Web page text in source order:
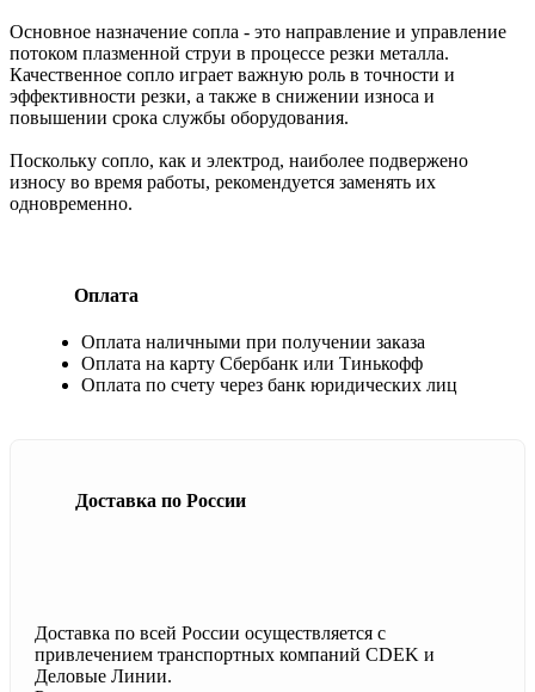
Основное назначение сопла - это направление и управление
потоком плазменной струи в процессе резки металла.
Качественное сопло играет важную роль в точности и
эффективности резки, а также в снижении износа и
повышении срока службы оборудования.
Поскольку сопло, как и электрод, наиболее подвержено
износу во время работы, рекомендуется заменять их
одновременно.
Оплата
Оплата наличными при получении заказа
Оплата на карту Сбербанк или Тинькофф
Оплата по счету через банк юридических лиц
Доставка по России
Доставка по всей России осуществляется с
привлечением транспортных компаний CDEK и
Деловые Линии.